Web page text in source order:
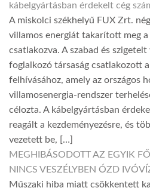
kábelgyártásban érdekelt cég
A miskolci székhelyű FUX Zrt.
villamos energiát takarított meg
csatlakozva. A szabad és szigetelt
foglalkozó társaság csatlakozott
felhívásához, amely az országos
villamosenergia-rendszer
célozta. A kábelgyártásban
reagált a kezdeményezésre, és
vezetett be, […]
MEGHIBÁSODOTT AZ EGYIK
NINCS VESZÉLYBEN ÓZD
Műszaki hiba miatt csökkentett